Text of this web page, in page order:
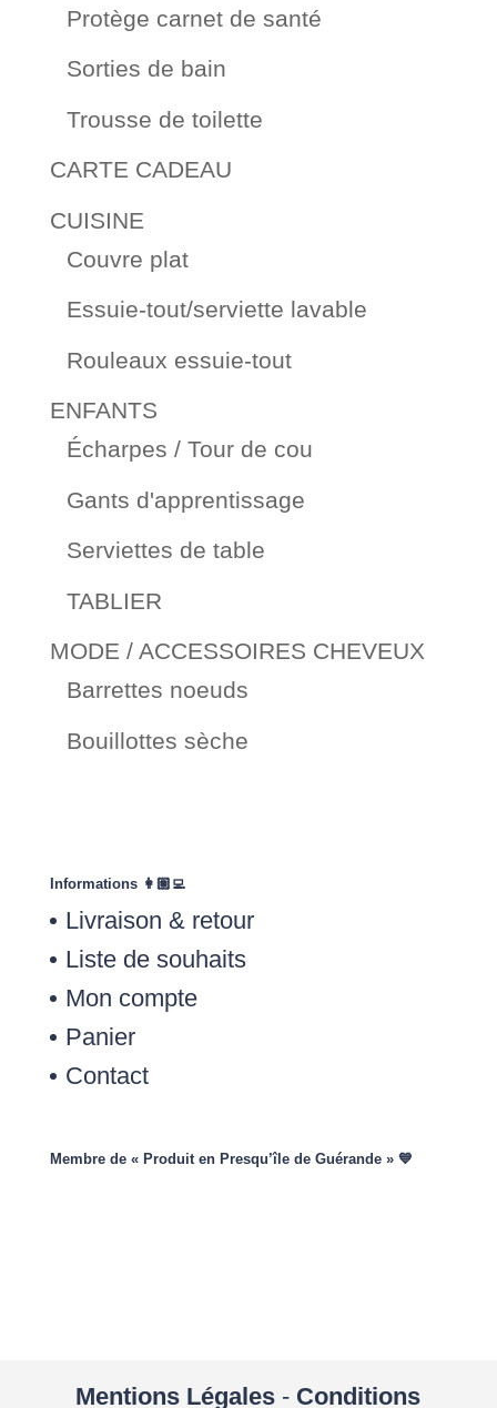
Protège carnet de santé
Sorties de bain
Trousse de toilette
CARTE CADEAU
CUISINE
Couvre plat
Essuie-tout/serviette lavable
Rouleaux essuie-tout
ENFANTS
Écharpes / Tour de cou
Gants d'apprentissage
Serviettes de table
TABLIER
MODE / ACCESSOIRES CHEVEUX
Barrettes noeuds
Bouillottes sèche
Informations 👩🏽‍💻
Livraison & retour
Liste de souhaits
Mon compte
Panier
Contact
Membre de « Produit en Presqu’île de Guérande » 💙
Mentions Légales - Conditions